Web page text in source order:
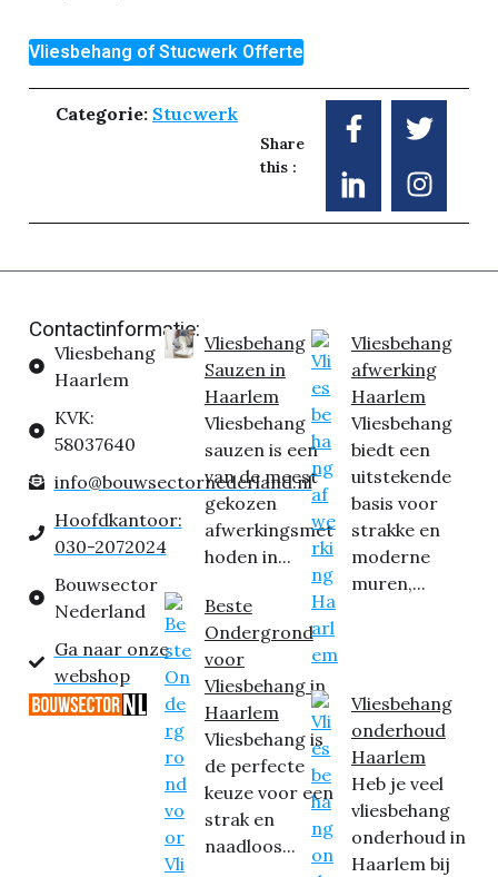
Vliesbehang of Stucwerk Offerte
Categorie: Stucwerk
Share
this :
Contactinformatie:
Vliesbehang
Haarlem
KVK:
58037640
info@bouwsectornederland.nl
Hoofdkantoor:
030-2072024
Bouwsector
Nederland
Ga naar onze
webshop
Vliesbehang
Sauzen in
Haarlem
Vliesbehang
sauzen is een
van de meest
gekozen
afwerkingsmet
hoden in...
Beste
Ondergrond
voor
Vliesbehang in
Haarlem
Vliesbehang is
de perfecte
keuze voor een
strak en
naadloos...
Vliesbehang
afwerking
Haarlem
Vliesbehang
biedt een
uitstekende
basis voor
strakke en
moderne
muren,...
Vliesbehang
onderhoud
Haarlem
Heb je veel
vliesbehang
onderhoud in
Haarlem bij